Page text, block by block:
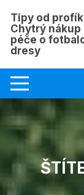
content
Tipy od
Chytrý nákup
péče o
dresy